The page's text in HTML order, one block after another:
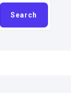
Search